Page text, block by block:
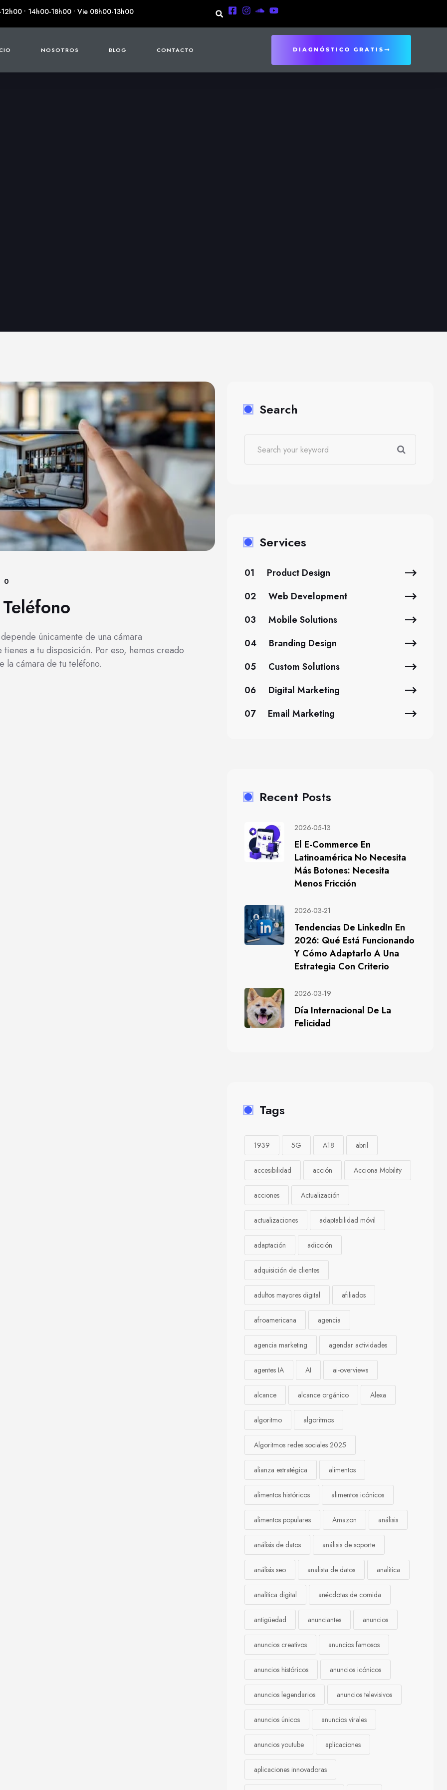
12h00 • 14h00-18h00 • Vie 08h00-13h00
NOSOTROS BLOG CONTACTO DIAGNÓSTICO GRATIS
0
únicamente de una cámara
a tu disposición. Por eso, hemos creado
la cámara de tu teléfono.
Search
Services
01
Product Design
02
Web Development
03
Mobile Solutions
04
Branding Design
05
Custom Solutions
06
Digital Marketing
07
Email Marketing
Recent Posts
2026-05-13
El E-Commerce En
Latinoamérica No Necesita
Más Botones: Necesita
Menos Fricción
2026-03-21
Tendencias De LinkedIn En
2026: Qué Está Funcionando
Y Cómo Adaptarlo A Una
Estrategia Con Criterio
2026-03-19
Día Internacional De La
Felicidad
Tags
1939 5G A18 abril
accesibilidad acción Acciona Mobility
acciones Actualización
actualizaciones adaptabilidad móvil
adaptación adicción
adquisición de clientes
adultos mayores digital afiliados
afroamericana agencia
agencia marketing agendar actividades
agentes IA AI ai-overviews
alcance alcance orgánico Alexa
algoritmo algoritmos
Algoritmos redes sociales 2025
alianza estratégica alimentos
alimentos históricos alimentos icónicos
alimentos populares Amazon análisis
análisis de datos análisis de soporte
análisis seo analista de datos analítica
analítica digital anécdotas de comida
antigüedad anunciantes anuncios
anuncios creativos anuncios famosos
anuncios históricos anuncios icónicos
anuncios legendarios anuncios televisivos
anuncios únicos anuncios virales
anuncios youtube aplicaciones
aplicaciones innovadoras